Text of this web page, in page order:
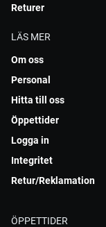
Returer
LÄS MER
Om oss
Personal
Hitta till oss
Öppettider
Logga in
Integritet
Retur/Reklamation
ÖPPETTIDER